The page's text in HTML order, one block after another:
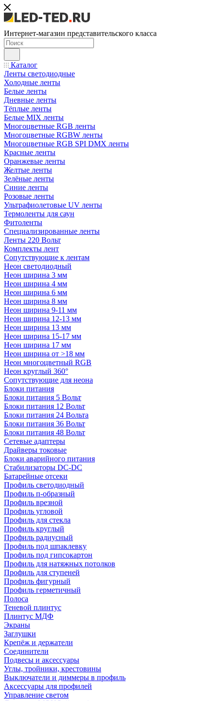
Интернет-магазин представительского класса
Каталог
Ленты светодиодные
Холодные ленты
Белые ленты
Дневные ленты
Тёплые ленты
Белые MIX ленты
Многоцветные RGB ленты
Многоцветные RGBW ленты
Многоцветные RGB SPI DMX ленты
Красные ленты
Оранжевые ленты
Желтые ленты
Зелёные ленты
Синие ленты
Розовые ленты
Ультрафиолетовые UV ленты
Термоленты для саун
Фитоленты
Специализированные ленты
Ленты 220 Вольт
Комплекты лент
Сопутствующие к лентам
Неон светодиодный
Неон ширина 3 мм
Неон ширина 4 мм
Неон ширина 6 мм
Неон ширина 8 мм
Неон ширина 9-11 мм
Неон ширина 12-13 мм
Неон ширина 13 мм
Неон ширина 15-17 мм
Неон ширина 17 мм
Неон ширина от >18 мм
Неон многоцветный RGB
Неон круглый 360°
Сопутствующие для неона
Блоки питания
Блоки питания 5 Вольт
Блоки питания 12 Вольт
Блоки питания 24 Вольта
Блоки питания 36 Вольт
Блоки питания 48 Вольт
Сетевые адаптеры
Драйверы токовые
Блоки аварийного питания
Стабилизаторы DC-DC
Батарейные отсеки
Профиль светодиодный
Профиль п-образный
Профиль врезной
Профиль угловой
Профиль для стекла
Профиль круглый
Профиль радиусный
Профиль под шпаклевку
Профиль под гипсокартон
Профиль для натяжных потолков
Профиль для ступеней
Профиль фигурный
Профиль герметичный
Полоса
Теневой плинтус
Плинтус МДФ
Экраны
Заглушки
Крепёж и держатели
Соединители
Подвесы и аксессуары
Углы, тройники, крестовины
Выключатели и диммеры в профиль
Аксессуары для профилей
Управление светом